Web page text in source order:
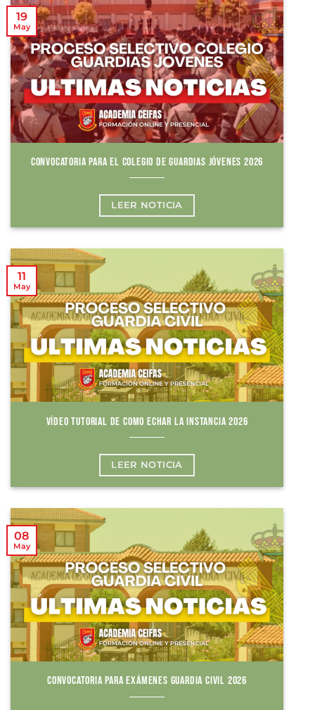
CONVOCATORIA PARA EL COLEGIO DE GUARDIAS JÓVENES 2026
LEER NOTICIA
19
May
VÍDEO TUTORIAL DE COMO ECHAR LA INSTANCIA 2026
LEER NOTICIA
11
May
CONVOCATORIA PARA EXÁMENES GUARDIA CIVIL 2026
08
May